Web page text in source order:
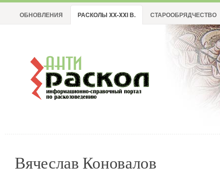
ОБНОВЛЕНИЯ РАСКОЛЫ XX-XXI В. СТАРООБРЯДЧЕСТВО
Вячеслав Коновалов